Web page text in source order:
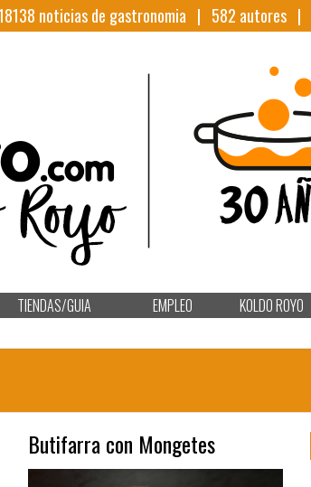
noticias de gastronomia | 582 autores |
TIENDAS/GUIA EMPLEO KOLDO ROYO
Butifarra con Mongetes